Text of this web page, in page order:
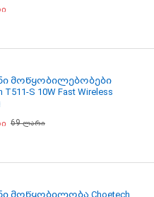
მოწყობილებობები
T511-S 10W Fast Wireless
69ლარი
მოწყობილობა Choetech